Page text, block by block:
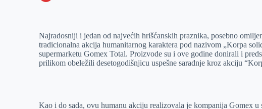
e
r
I
n
s
A
p
a
i
l
Najradosniji i jedan od najvećih hrišćanskih praznika, posebno
tradicionalnaakcija humanitarnog karaktera pod nazivom „Korpa
supermarketu Gomex Total. Proizvode su i ove godine donirali i
prilikom obeležili desetogodišnjicu uspešne saradnje kroz akciju
Kao i do sada, ovu humanu akciju realizovala je kompanija Gomex